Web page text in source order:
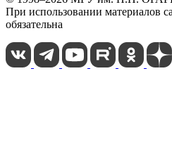
При использовании материалов
обязательна